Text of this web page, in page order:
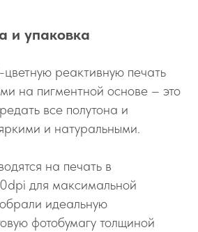
и упаковка
реактивную печать
на пигментной основе – это
все полутона и
и натуральными.
на печать в
для максимальной
идеальную
фотобумагу толщиной